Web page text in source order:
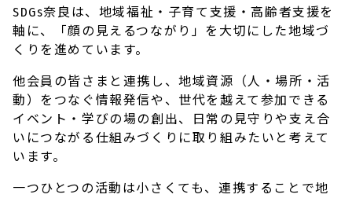
SDGs奈良は、地域福祉・子育て支援・高齢者支援を
軸に、「顔の見えるつながり」を大切にした地域づ
くりを進めています。
他会員の皆さまと連携し、地域資源（人・場所・活
動）をつなぐ情報発信や、世代を越えて参加できる
イベント・学びの場の創出、日常の見守りや支え合
いにつながる仕組みづくりに取り組みたいと考えて
います。
一つひとつの活動は小さくても、連携することで地